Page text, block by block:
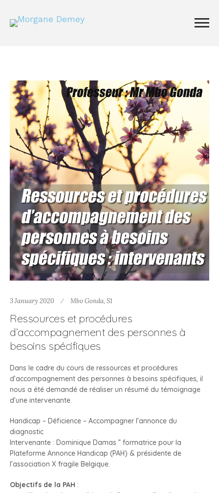
3 January 2020 Mbo Gonda, S1
Ressources et procédures
d’accompagnement des personnes à
besoins spécifiques
Dans le cadre du cours de ressources et procédures
d’accompagnement des personnes à besoins spécifiques, il
nous a été demandé de réaliser un résumé du témoignage
d’une intervenante.
Handicap – Déficience – Accompagner l’annonce du
diagnostic
Intervenante : Dominique Damas ” formatrice pour la
Plateforme Annonce Handicap (PAH) & présidente de
l’association X fragile Belgique.
Objectifs de la PAH :